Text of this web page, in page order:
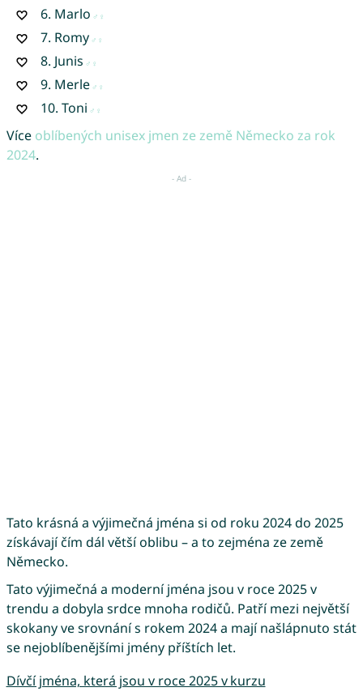
6. Marlo
7. Romy
8. Junis
9. Merle
10. Toni
Více oblíbených unisex jmen ze země Německo za rok
2024.
Tato krásná a výjimečná jména si od roku 2024 do 2025
získávají čím dál větší oblibu – a to zejména ze země
Německo.
Tato výjimečná a moderní jména jsou v roce 2025 v
trendu a dobyla srdce mnoha rodičů. Patří mezi největší
skokany ve srovnání s rokem 2024 a mají našlápnuto stát
se nejoblíbenějšími jmény příštích let.
Dívčí jména, která jsou v roce 2025 v kurzu